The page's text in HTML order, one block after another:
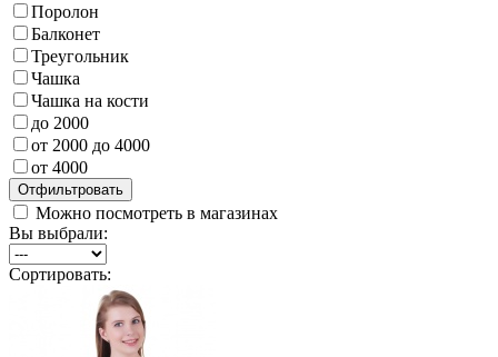
Поролон
Балконет
Треугольник
Чашка
Чашка на кости
до 2000
от 2000 до 4000
от 4000
Можно посмотреть в магазинах
Вы выбрали:
Сортировать: